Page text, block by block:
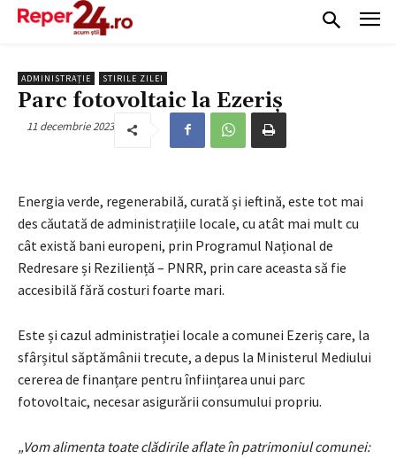
ADMINISTRAȚIE STIRILE ZILEI
Parc fotovoltaic la Ezeriș
11 decembrie 2023
Energia verde, regenerabilă, curată și ieftină, este tot mai
des căutată de administrațiile locale, cu atât mai mult cu
cât există bani europeni, prin Programul Național de
Redresare și Reziliență – PNRR, prin care aceasta să fie
accesibilă fără costuri foarte mari.
Este și cazul administrației locale a comunei Ezeriș care, la
sfârșitul săptămânii trecute, a depus la Ministerul Mediului
cererea de finanțare pentru înființarea unui parc
fotovoltaic, necesar asigurării consumului propriu.
„Vom alimenta toate clădirile aflate în patrimoniul comunei: